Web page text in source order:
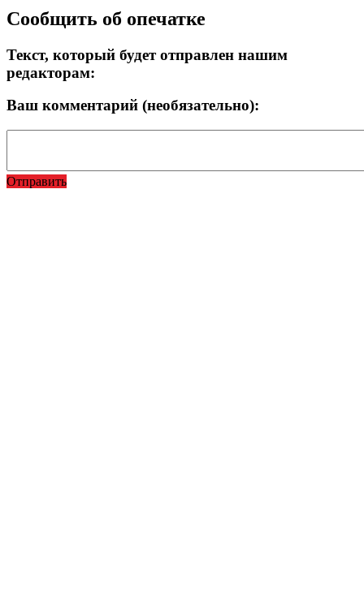
Сообщить об опечатке
Текст, который будет отправлен нашим
редакторам:
Ваш комментарий (необязательно):
Отправить